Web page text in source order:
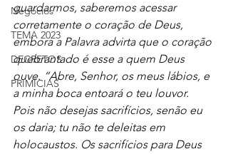
Negócios
TEMA 2023
DECRETOS
PRIMÍCIAS
guardarmos, saberemos acessar
corretamente o coração de Deus,
embora a Palavra advirta que o coração
quebrantado é esse a quem Deus
ouve. “Abre, Senhor, os meus lábios, e
a minha boca entoará o teu louvor.
Pois não desejas sacrifícios, senão eu
os daria; tu não te deleitas em
holocaustos. Os sacrifícios para Deus